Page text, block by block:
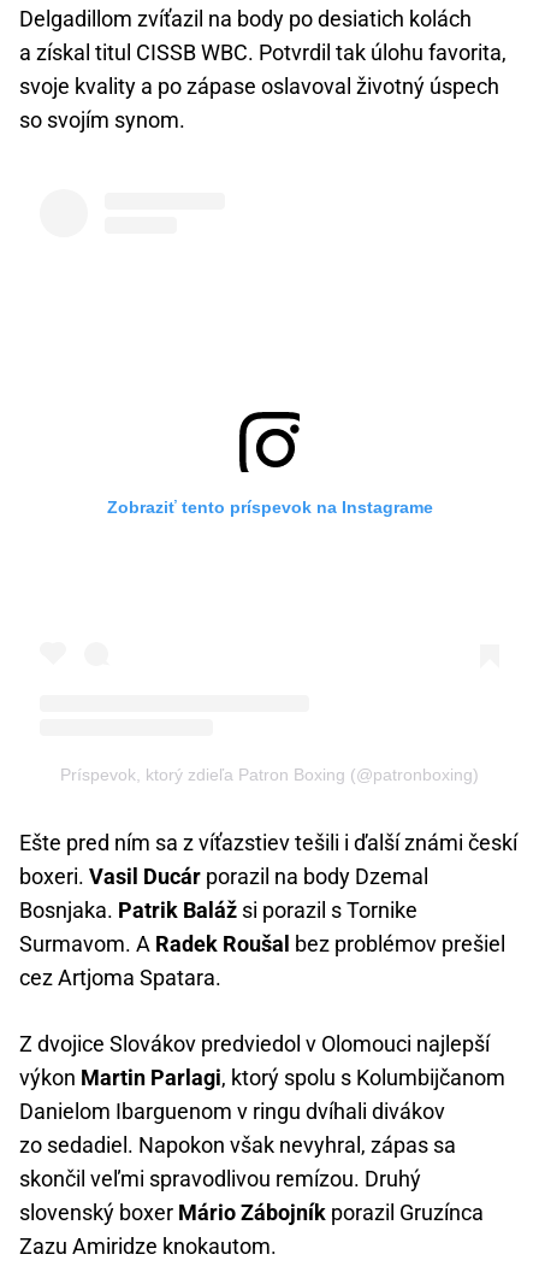
Delgadillom zvíťazil na body po desiatich kolách
a získal titul CISSB WBC. Potvrdil tak úlohu favorita,
svoje kvality a po zápase oslavoval životný úspech
so svojím synom.
Zobraziť tento príspevok na Instagrame
Príspevok, ktorý zdieľa Patron Boxing (@patronboxing)
Ešte pred ním sa z víťazstiev tešili i ďalší známi českí
boxeri. Vasil Ducár porazil na body Dzemal
Bosnjaka. Patrik Baláž si porazil s Tornike
Surmavom. A Radek Roušal bez problémov prešiel
cez Artjoma Spatara.
Z dvojice Slovákov predviedol v Olomouci najlepší
výkon Martin Parlagi, ktorý spolu s Kolumbijčanom
Danielom Ibarguenom v ringu dvíhali divákov
zo sedadiel. Napokon však nevyhral, zápas sa
skončil veľmi spravodlivou remízou. Druhý
slovenský boxer Mário Zábojník porazil Gruzínca
Zazu Amiridze knokautom.